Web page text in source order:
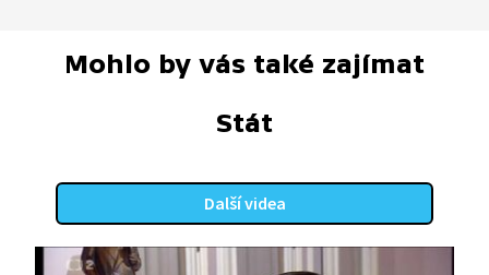
Mohlo by vás také zajímat
Stát
Další videa